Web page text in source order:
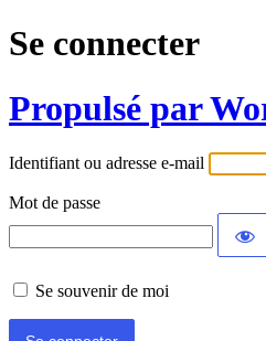
Se connecter
Propulsé par
Identifiant ou adresse e-mail
Mot de passe
Se souvenir de moi